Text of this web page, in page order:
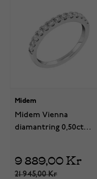
Midem
Midem Vienna
diamantring 0,50ct
9 889,00 Kr
21 945,00 Kr